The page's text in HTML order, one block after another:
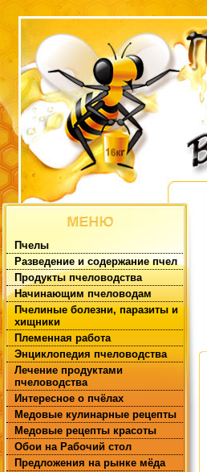
Пчелы
Разведение и содержание пчел
Продукты пчеловодства
Начинающим пчеловодам
Пчелиные болезни, паразиты и
хищники
Племенная работа
Энциклопедия пчеловодства
Лечение продуктами
пчеловодства
Интересное о пчёлах
Медовые кулинарные рецепты
Медовые рецепты красоты
Обои на Рабочий стол
Предложения на рынке мёда